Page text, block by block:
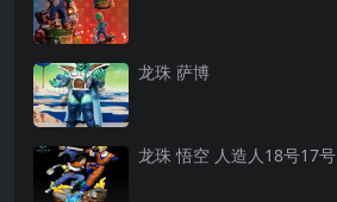
龙珠 萨博
龙珠 悟空 人造人18号17号